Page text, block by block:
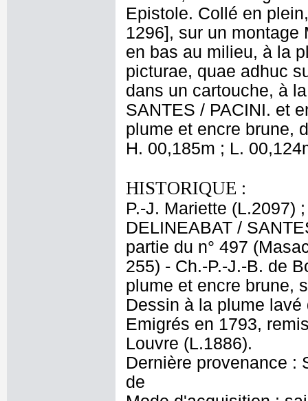
Epistole. Collé en
1296], sur un montage
en bas au milieu, à la
picturae, quae adhuc
dans un cartouche, à
SANTES / PACINI. et
plume et encre brune,
H. 00,185m ; L.
HISTORIQUE :
P.-J. Mariette (L.2097)
DELINEABAT /
partie du n° 497
255) - Ch.-P.-J.-B. de
plume et encre brune,
Dessin à la plume
Emigrés en 1793,
Louvre (L.1886).
Dernière provenance :
de